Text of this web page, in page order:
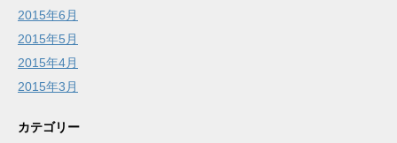
2015年6月
2015年5月
2015年4月
2015年3月
カテゴリー